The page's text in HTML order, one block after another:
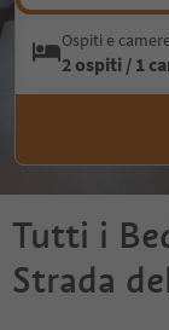
Ospiti e
2 ospiti / 1
Tutti i
Strada